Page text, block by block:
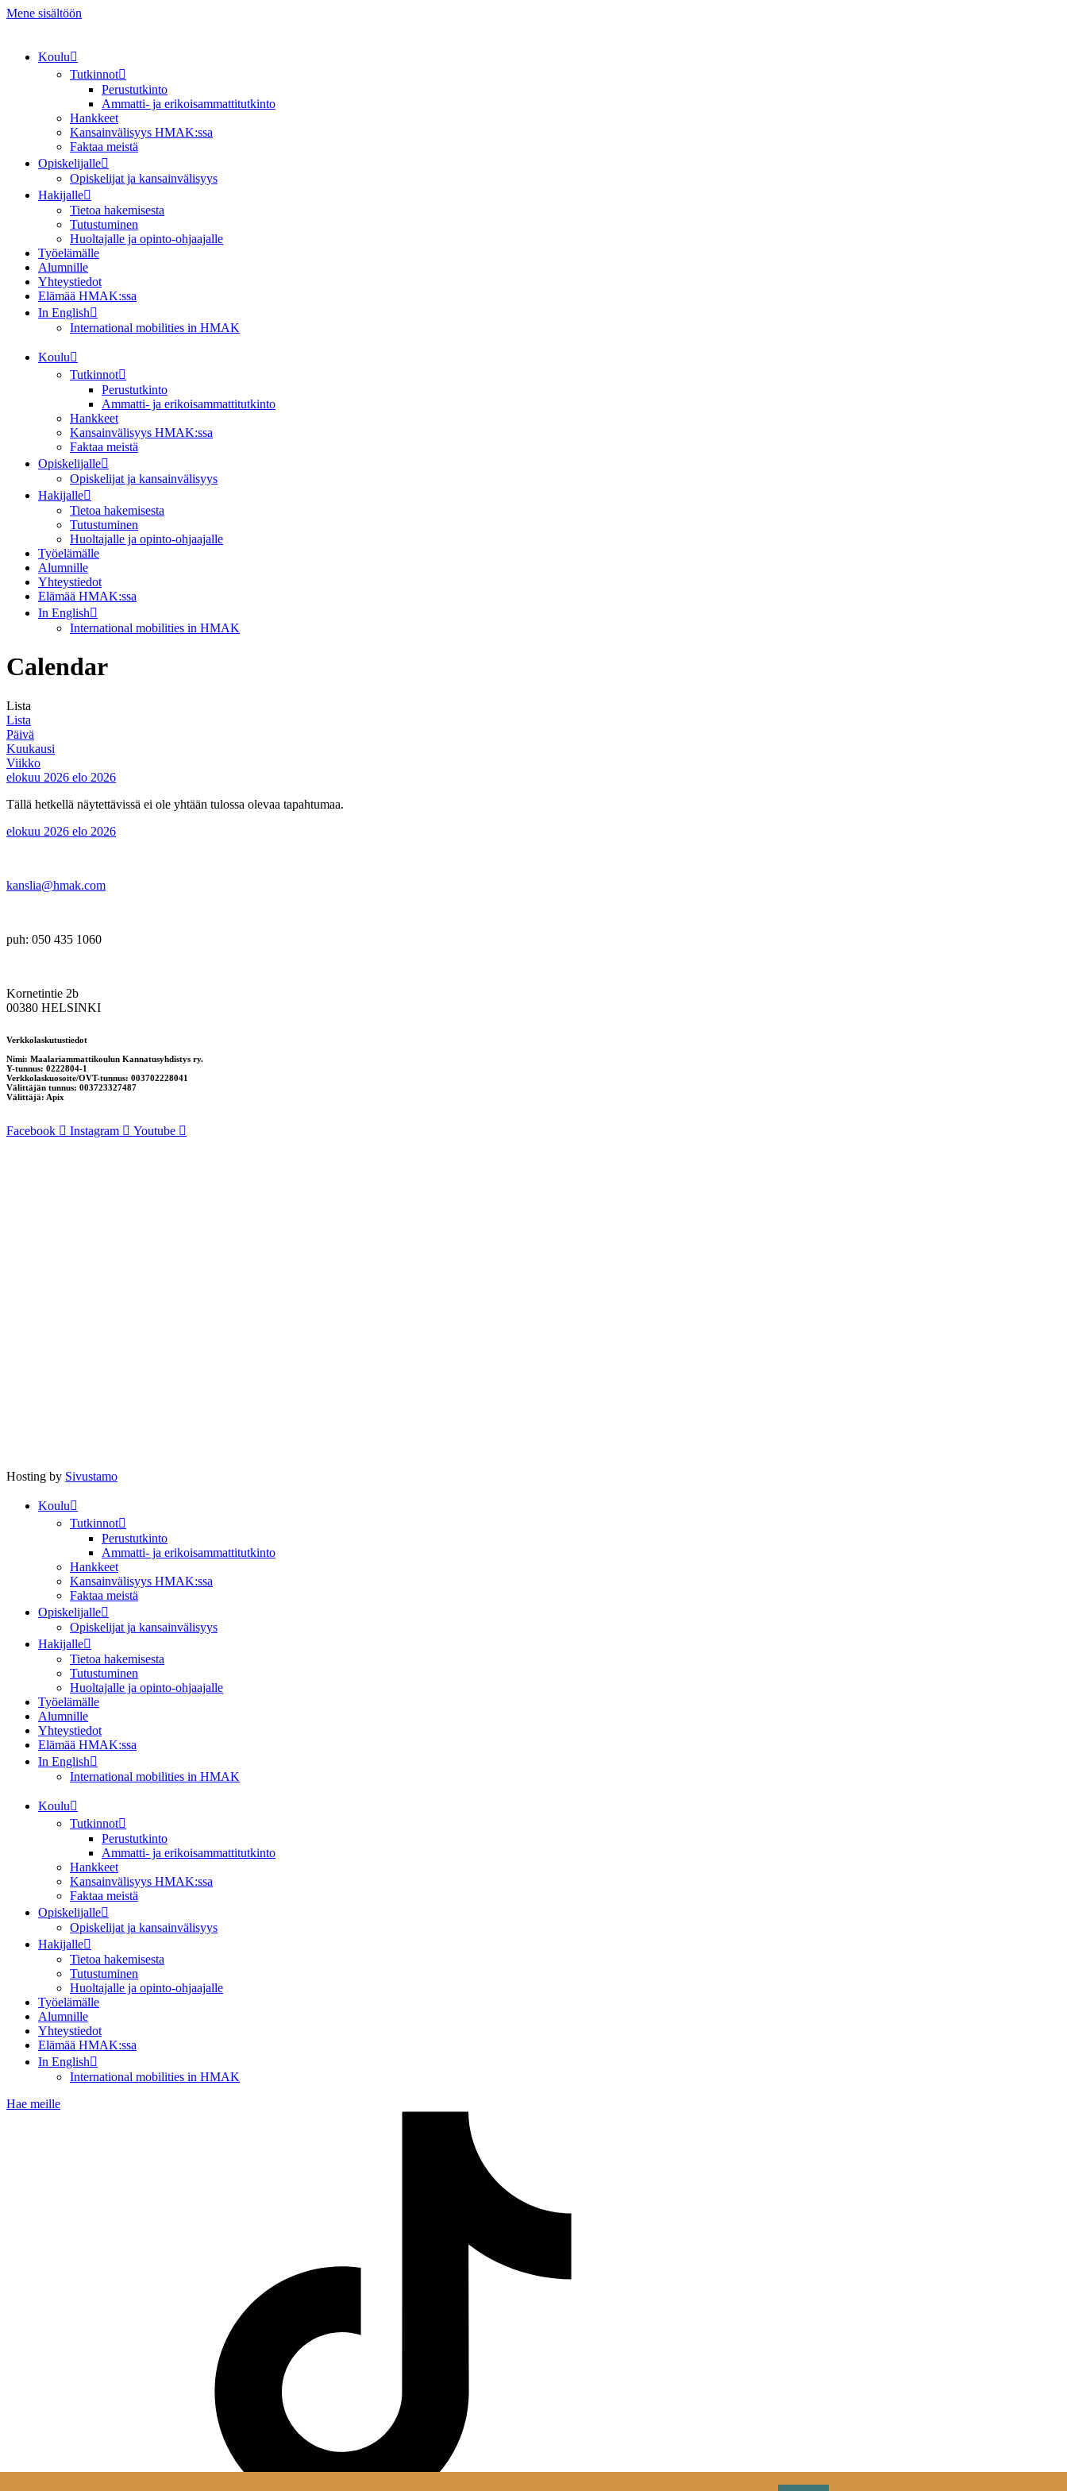
Mene sisältöön
Koulu
Tutkinnot
Perustutkinto
Ammatti- ja erikoisammattitutkinto
Hankkeet
Kansainvälisyys HMAK:ssa
Faktaa meistä
Opiskelijalle
Opiskelijat ja kansainvälisyys
Hakijalle
Tietoa hakemisesta
Tutustuminen
Huoltajalle ja opinto-ohjaajalle
Työelämälle
Alumnille
Yhteystiedot
Elämää HMAK:ssa
In English
International mobilities in HMAK
Koulu
Tutkinnot
Perustutkinto
Ammatti- ja erikoisammattitutkinto
Hankkeet
Kansainvälisyys HMAK:ssa
Faktaa meistä
Opiskelijalle
Opiskelijat ja kansainvälisyys
Hakijalle
Tietoa hakemisesta
Tutustuminen
Huoltajalle ja opinto-ohjaajalle
Työelämälle
Alumnille
Yhteystiedot
Elämää HMAK:ssa
In English
International mobilities in HMAK
Calendar
Lista
Lista
Päivä
Kuukausi
Viikko
elokuu 2026 elo 2026
Tällä hetkellä näytettävissä ei ole yhtään tulossa olevaa tapahtumaa.
elokuu 2026 elo 2026
kanslia@hmak.com
puh: 050 435 1060
Kornetintie 2b
00380 HELSINKI
Verkkolaskutustiedot
Nimi: Maalariammattikoulun Kannatusyhdistys ry.
Y-tunnus: 0222804-1
Verkkolaskuosoite/OVT-tunnus: 003702228041
Välittäjän tunnus: 003723327487
Välittäjä: Apix
Facebook Instagram Youtube
Hosting by Sivustamo
Koulu
Tutkinnot
Perustutkinto
Ammatti- ja erikoisammattitutkinto
Hankkeet
Kansainvälisyys HMAK:ssa
Faktaa meistä
Opiskelijalle
Opiskelijat ja kansainvälisyys
Hakijalle
Tietoa hakemisesta
Tutustuminen
Huoltajalle ja opinto-ohjaajalle
Työelämälle
Alumnille
Yhteystiedot
Elämää HMAK:ssa
In English
International mobilities in HMAK
Koulu
Tutkinnot
Perustutkinto
Ammatti- ja erikoisammattitutkinto
Hankkeet
Kansainvälisyys HMAK:ssa
Faktaa meistä
Opiskelijalle
Opiskelijat ja kansainvälisyys
Hakijalle
Tietoa hakemisesta
Tutustuminen
Huoltajalle ja opinto-ohjaajalle
Työelämälle
Alumnille
Yhteystiedot
Elämää HMAK:ssa
In English
International mobilities in HMAK
Hae meille